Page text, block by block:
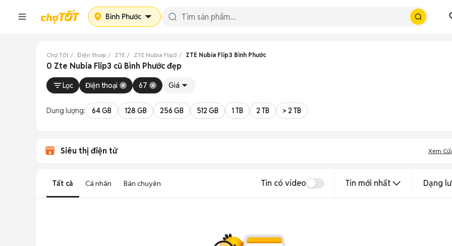
Bình Phước
Chợ Tốt Điện thoại ZTE ZTE Nubia Flip3 ZTE Nubia Flip3 Bình Phước
0 Zte Nubia Flip3 cũ Bình Phước đẹp
Lọc Điện thoại 67 Giá
Dung lượng: 64 GB 128 GB 256 GB 512 GB 1 TB 2 TB > 2 TB
Siêu thị điện tử Xem
Tất cả Cá nhân Bán chuyên Tin có video Tin mới nhất Dạng